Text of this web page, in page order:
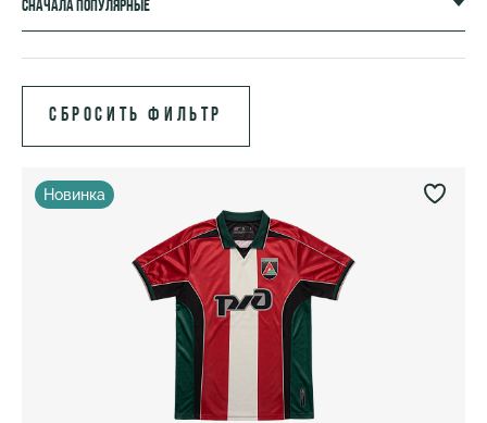
Сначала популярные
Новинка